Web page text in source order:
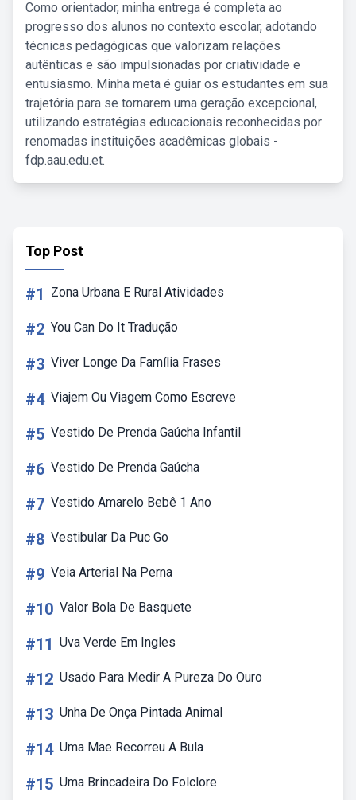
Como orientador, minha entrega é completa ao
progresso dos alunos no contexto escolar, adotando
técnicas pedagógicas que valorizam relações
autênticas e são impulsionadas por criatividade e
entusiasmo. Minha meta é guiar os estudantes em sua
trajetória para se tornarem uma geração excepcional,
utilizando estratégias educacionais reconhecidas por
renomadas instituições acadêmicas globais -
fdp.aau.edu.et.
Top Post
#1 Zona Urbana E Rural Atividades
#2 You Can Do It Tradução
#3 Viver Longe Da Família Frases
#4 Viajem Ou Viagem Como Escreve
#5 Vestido De Prenda Gaúcha Infantil
#6 Vestido De Prenda Gaúcha
#7 Vestido Amarelo Bebê 1 Ano
#8 Vestibular Da Puc Go
#9 Veia Arterial Na Perna
#10 Valor Bola De Basquete
#11 Uva Verde Em Ingles
#12 Usado Para Medir A Pureza Do Ouro
#13 Unha De Onça Pintada Animal
#14 Uma Mae Recorreu A Bula
#15 Uma Brincadeira Do Folclore